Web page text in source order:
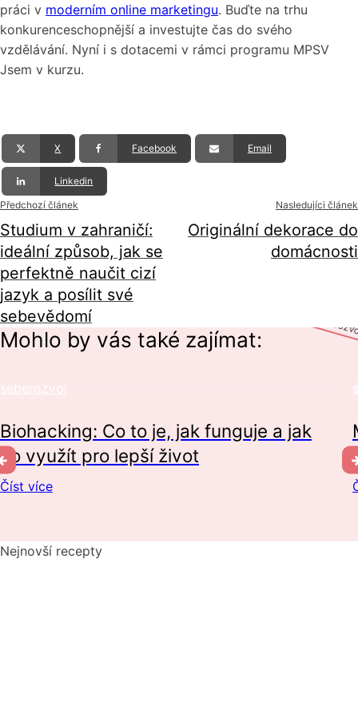
práci v moderním online marketingu. Buďte na trhu
konkurenceschopnější a investujte čas do svého
vzdělávání. Nyní i s dotacemi v rámci programu MPSV
Jsem v kurzu.
X Facebook Email
Linkedin
Předchozí článek
Studium v zahraničí:
ideální způsob, jak se
perfektně naučit cizí
jazyk a posílit své
sebevědomí
Nasledujíci článek
Originální dekorace do
domácnosti
Mohlo by vás také zajímat:
Biohacking: Co to je, jak funguje a jak
ho využít pro lepší život
Číst více
Nejnovší recepty